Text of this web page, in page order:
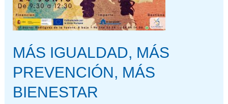
MÁS IGUALDAD, MÁS
PREVENCIÓN, MÁS
BIENESTAR